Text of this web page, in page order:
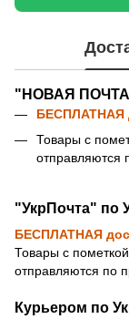
"НОВАЯ ПОЧТА"
БЕСПЛАТНАЯ
Товары с
отправляются
"УкрПочта" по
БЕСПЛАТНАЯ
Товары с
отправляются по
Курьером по